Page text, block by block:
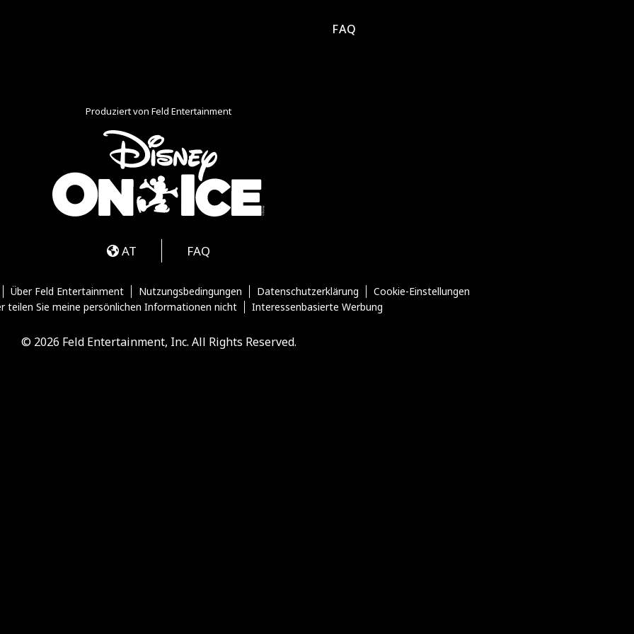
FAQ
Produziert von Feld Entertainment
AT FAQ
Über Feld Entertainment Nutzungsbedingungen Datenschutzerklärung
Cookie-Einstellungen
teilen Sie meine persönlichen Informationen nicht
Interessenbasierte Werbung
© 2026 Feld Entertainment, Inc. All Rights Reserved.